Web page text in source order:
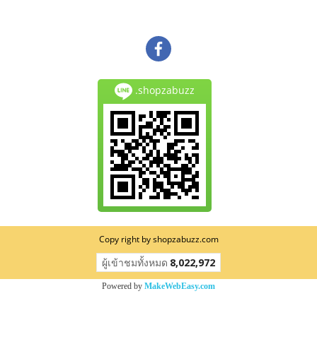
.shopzabuzz
Copy right by shopzabuzz.com
ผู้เข้าชมวันนี้ 108
Powered by MakeWebEasy.com